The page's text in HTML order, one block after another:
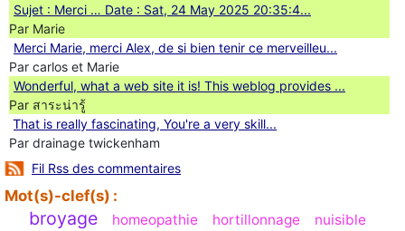
Sujet : Merci … Date : Sat, 24 May 2025 20:35:4...
Par Marie
Merci Marie, merci Alex, de si bien tenir ce merveilleu...
Par carlos et Marie
Wonderful, what a web site it is! This weblog provides ...
Par สาระน่ารู้
Ꭲhat is really fascinating, You'rе a very skill...
Par drainage twickenham
Fil Rss des commentaires
Mot(s)-clef(s) :
broyage homeopathie hortillonnage nuisible